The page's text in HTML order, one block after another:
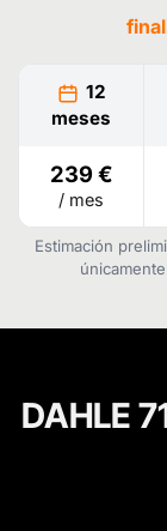
12
meses
239 €
/ mes
Estimación
DAHLE